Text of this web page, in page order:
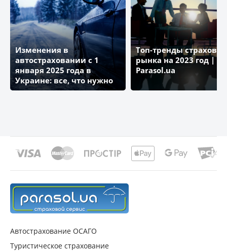
Изменения в
автостраховании с 1
января 2025 года в
Украине: все, что нужно
знать
Топ-тренды
рынка на 2023 год |
Parasol.ua
Автострахование ОСАГО
Туристическое страхование